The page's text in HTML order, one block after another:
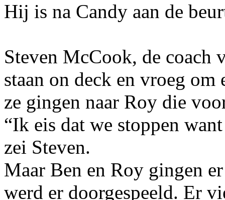
Hij is na Candy aan de
Steven McCook, de coach
staan on deck en vroeg
ze gingen naar Roy die
“Ik eis dat we stoppen
zei Steven.
Maar Ben en Roy gingen
werd er doorgespeeld. Er